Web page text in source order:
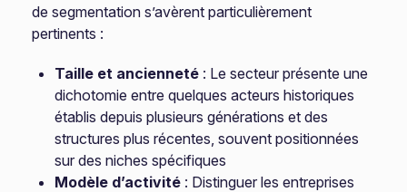
de segmentation s’avèrent particulièrement
pertinents :
Taille et ancienneté : Le secteur présente une
dichotomie entre quelques acteurs historiques
établis depuis plusieurs générations et des
structures plus récentes, souvent positionnées
sur des niches spécifiques
Modèle d’activité : Distinguer les entreprises